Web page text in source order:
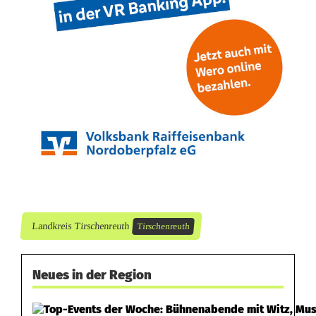
Landkreis Tirschenreuth Tirschenreuth
Neues in der Region